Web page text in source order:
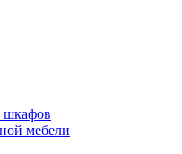
шкафов
мебели